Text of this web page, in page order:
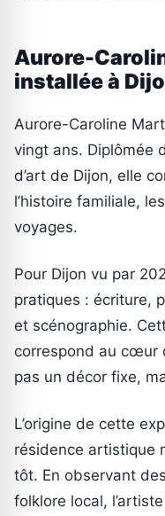
Aurore-
installée à
Aurore-Caroline
vingt ans. Diplômée
d’art de Dijon, elle
l’histoire familiale,
voyages.
Pour Dijon vu par
pratiques : écriture,
et scénographie.
correspond au cœur
pas un décor fixe,
L’origine de cette
résidence artistique
tôt. En observant
folklore local,